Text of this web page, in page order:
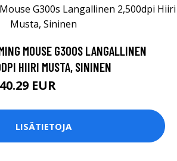
MOUSE G300S LANGALLINEN
HIIRI MUSTA, SININEN
40.29 EUR
LISÄTIETOJA